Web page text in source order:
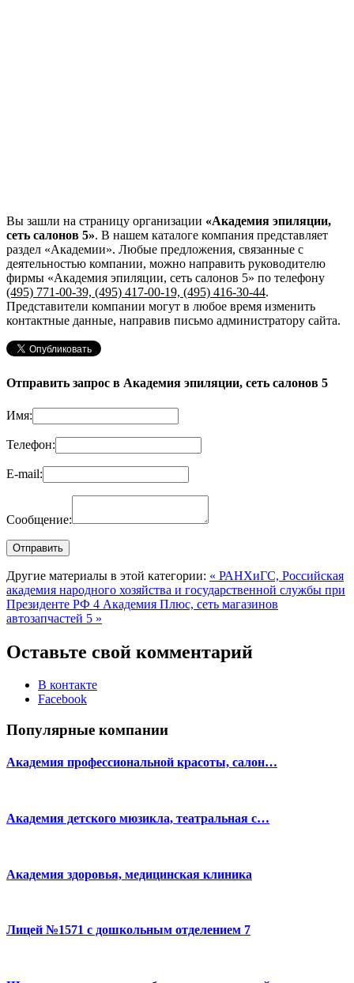
Вы зашли на страницу организации «Академия эпиляции,
сеть салонов 5». В нашем каталоге компания представляет
раздел «Академии». Любые предложения, связанные с
деятельностью компании, можно направить руководителю
фирмы «Академия эпиляции, сеть салонов 5» по телефону
(495) 771-00-39, (495) 417-00-19, (495) 416-30-44.
Представители компании могут в любое время изменить
контактные данные, направив письмо администратору сайта.
Отправить запрос в Академия эпиляции, сеть салонов 5
Имя:
Телефон:
E-mail:
Сообщение:
Другие материалы в этой категории: « РАНХиГС, Российская
академия народного хозяйства и государственной службы при
Президенте РФ 4 Академия Плюс, сеть магазинов
автозапчастей 5 »
Оставьте свой комментарий
В контакте
Facebook
Популярные компании
Академия профессиональной красоты, салон…
Академия детского мюзикла, театральная с…
Академия здоровья, медицинская клиника
Лицей №1571 с дошкольным отделением 7